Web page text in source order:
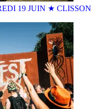
19 JUIN ★ CLISSON